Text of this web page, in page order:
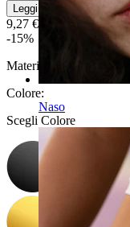
Naso
Leggi di più
9,27 €
-15%
Materiale:
Colore:
Scegli Colore